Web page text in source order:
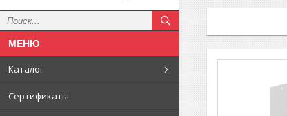
Каталог
Сертификаты